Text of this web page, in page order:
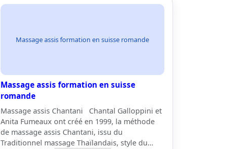
Massage assis formation en suisse romande
Massage assis formation en suisse
romande
Massage assis Chantani Chantal Galloppini et
Anita Fumeaux ont créé en 1999, la méthode
de massage assis Chantani, issu du
Traditionnel massage Thaïlandais, style du…